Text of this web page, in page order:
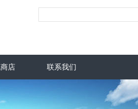
店 联系我们